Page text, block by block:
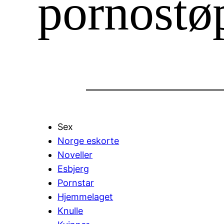
Sex
Norge eskorte
Noveller
Esbjerg
Pornstar
Hjemmelaget
Knulle